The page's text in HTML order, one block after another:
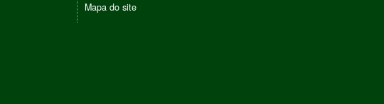
Mapa do site